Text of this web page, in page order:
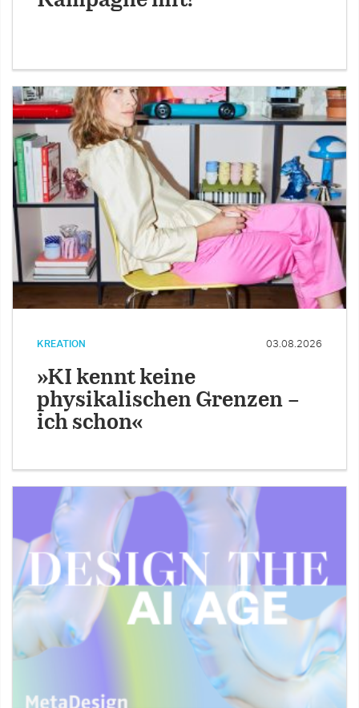
KREATION 03.08.2026
»KI kennt keine
physikalischen Grenzen –
ich schon«